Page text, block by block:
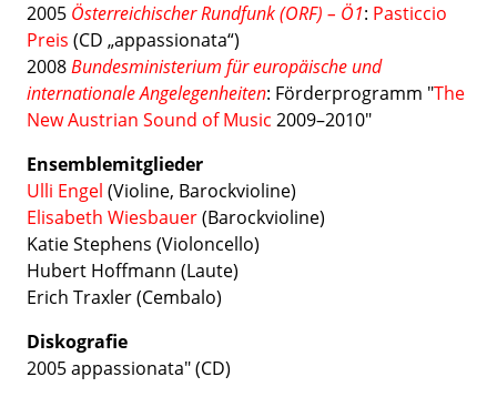
2005 Österreichischer Rundfunk (ORF) – Ö1: Pasticcio
Preis (CD „appassionata“)
2008Bundesministerium für europäische und
internationale Angelegenheiten: Förderprogramm "The
New Austrian Sound of Music 2009–2010"
Ensemblemitglieder
Ulli Engel (Violine, Barockvioline)
Elisabeth Wiesbauer(Barockvioline)
Katie Stephens (Violoncello)
Hubert Hoffmann (Laute)
Erich Traxler (Cembalo)
Diskografie
2005 appassionata" (CD)